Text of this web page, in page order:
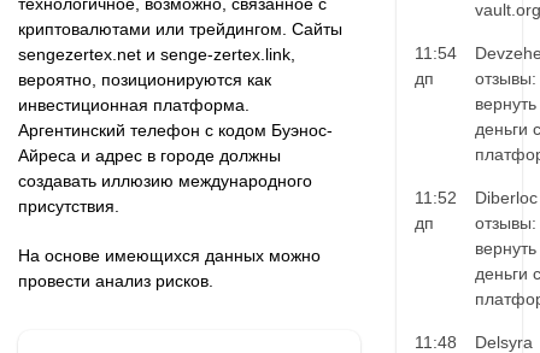
криптовалютами или трейдингом. Сайты
sengezertex.net и senge-zertex.link,
вероятно, позиционируются как
инвестиционная платформа.
Аргентинский телефон с кодом Буэнос-
Айреса и адрес в городе должны
создавать иллюзию международного
присутствия.
На основе имеющихся данных можно
провести анализ рисков.
vault.org
11:54
дп
отзывы:
вернуть
деньги с
11:52
дп
Diberloc
отзывы:
вернуть
деньги с
11:48
Delsyra